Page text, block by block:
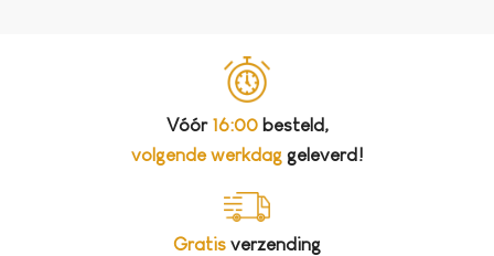
Vóór 16:00besteld,
volgende werkdag geleverd!
Gratis verzending